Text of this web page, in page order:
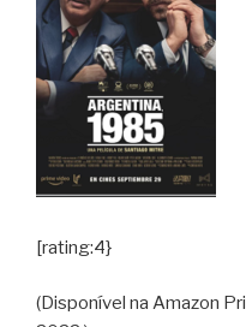
[rating:4}
(Disponível na Amazon